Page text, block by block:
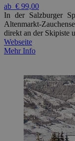
ab € 99,00
In der Salzburger
Altenmarkt-
direkt an der Skipiste
Webseite
Mehr Info